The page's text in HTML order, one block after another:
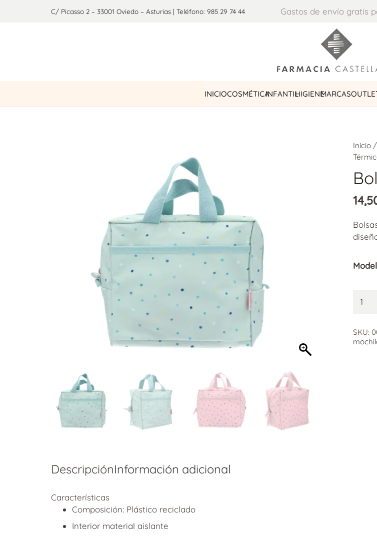
C/ Picasso 2 – 33001 Oviedo – Asturias | Teléfono: 985 29 74 44 Gastos de envío gratis
INICIOCOSMÉTICAINFANTILHIGIENEMARCAS
Inicio /
o
Picnic
SKU:
DescripciónInformación adicional
Características
Composición: Plástico reciclado
Interior material aislante